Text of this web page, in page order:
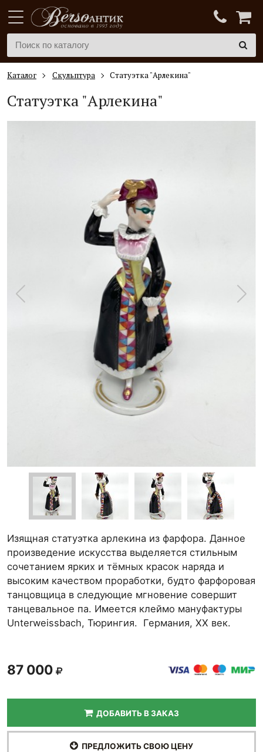
Каталог Скульптура Статуэтка "Арлекина"
Статуэтка "Арлекина"
Изящная статуэтка арлекина из фарфора. Данное
произведение искусства выделяется стильным
сочетанием ярких и тёмных красок наряда и
высоким качеством проработки, будто фарфоровая
танцовщица в следующие мгновение совершит
танцевальное па. Имеется клеймо мануфактуры
Unterweissbach, Тюрингия. Германия, XX век.
87 000
ДОБАВИТЬ В ЗАКАЗ
ПРЕДЛОЖИТЬ СВОЮ ЦЕНУ